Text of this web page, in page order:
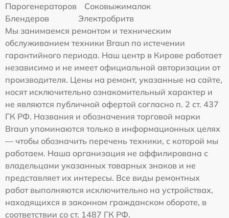
Парогенераторов
Соковыжималок
Блендеров
Электробритв
Мы занимаемся ремонтом и техническим
обслуживанием техники Braun по истечении
гарантийного периода. Наш центр в Кирове работает
независимо и не имеет официальной авторизации от
производителя. Цены на ремонт, указанные на сайте,
носят исключительно ознакомительный характер и
не являются публичной офертой согласно п. 2 ст. 437
ГК РФ. Названия и обозначения торговой марки
Braun упоминаются только в информационных целях
— чтобы обозначить перечень техники, с которой мы
работаем. Наша организация не аффилирована с
владельцами указанных товарных знаков и не
представляет их интересы. Все виды ремонтных
работ выполняются исключительно на устройствах,
находящихся в законном гражданском обороте, в
соответствии со ст. 1487 ГК РФ.